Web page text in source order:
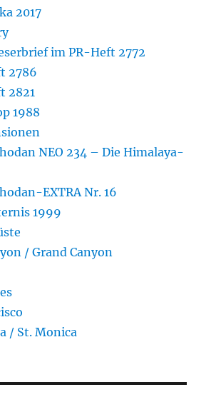
2017
im PR-Heft 2772
2786
2821
1988
NEO 234 – Die Himalaya-
EXTRA Nr. 16
1999
/ Grand Canyon
/ St. Monica